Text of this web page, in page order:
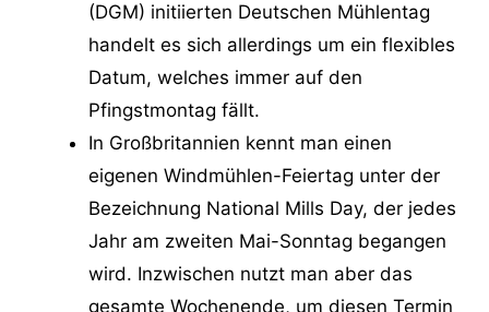
(DGM) initiierten Deutschen Mühlentag
handelt es sich allerdings um ein flexibles
Datum, welches immer auf den
Pfingstmontag fällt.
In Großbritannien kennt man einen
eigenen Windmühlen-Feiertag unter der
Bezeichnung National Mills Day, der jedes
Jahr am zweiten Mai-Sonntag begangen
wird. Inzwischen nutzt man aber das
gesamte Wochenende, um diesen Termin